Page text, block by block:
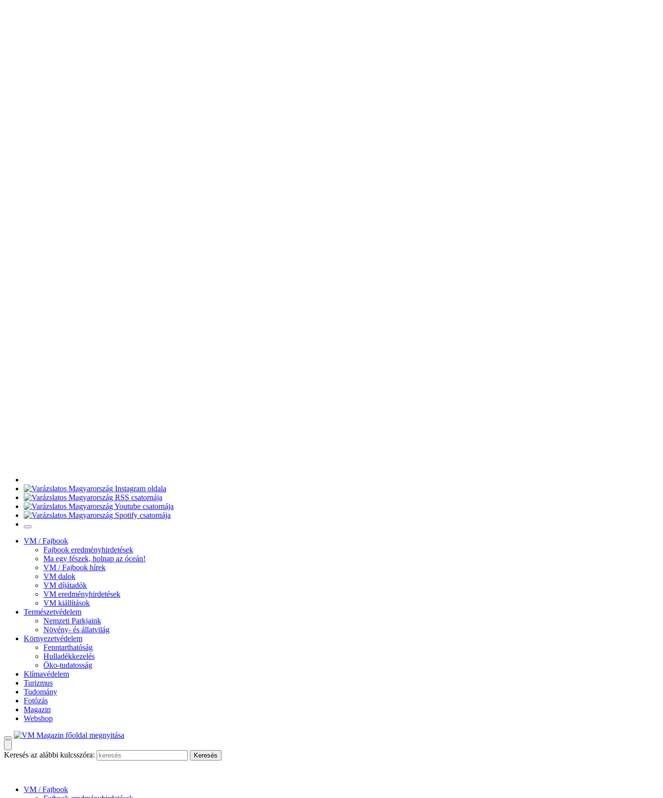
VM / Fajbook
Fajbook eredményhirdetések
Ma egy fészek, holnap az óceán!
VM / Fajbook hírek
VM dalok
VM díjátadók
VM eredményhirdetések
VM kiállítások
Természetvédelem
Nemzeti Parkjaink
Növény- és állatvilág
Környezetvédelem
Fenntarthatóság
Hulladékkezelés
Öko-tudatosság
Klímavédelem
Turizmus
Tudomány
Fotózás
Magazin
Webshop
Keresés az alábbi kulcsszóra:
VM / Fajbook